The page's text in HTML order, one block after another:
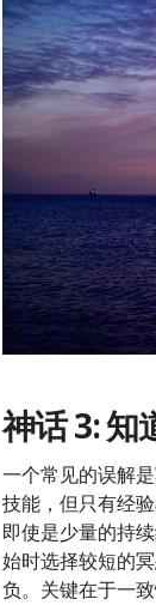
神话 3: 知
一个常见的误解
技能，但只有经
即使是少量的持
始时选择较短的
负。关键在于一